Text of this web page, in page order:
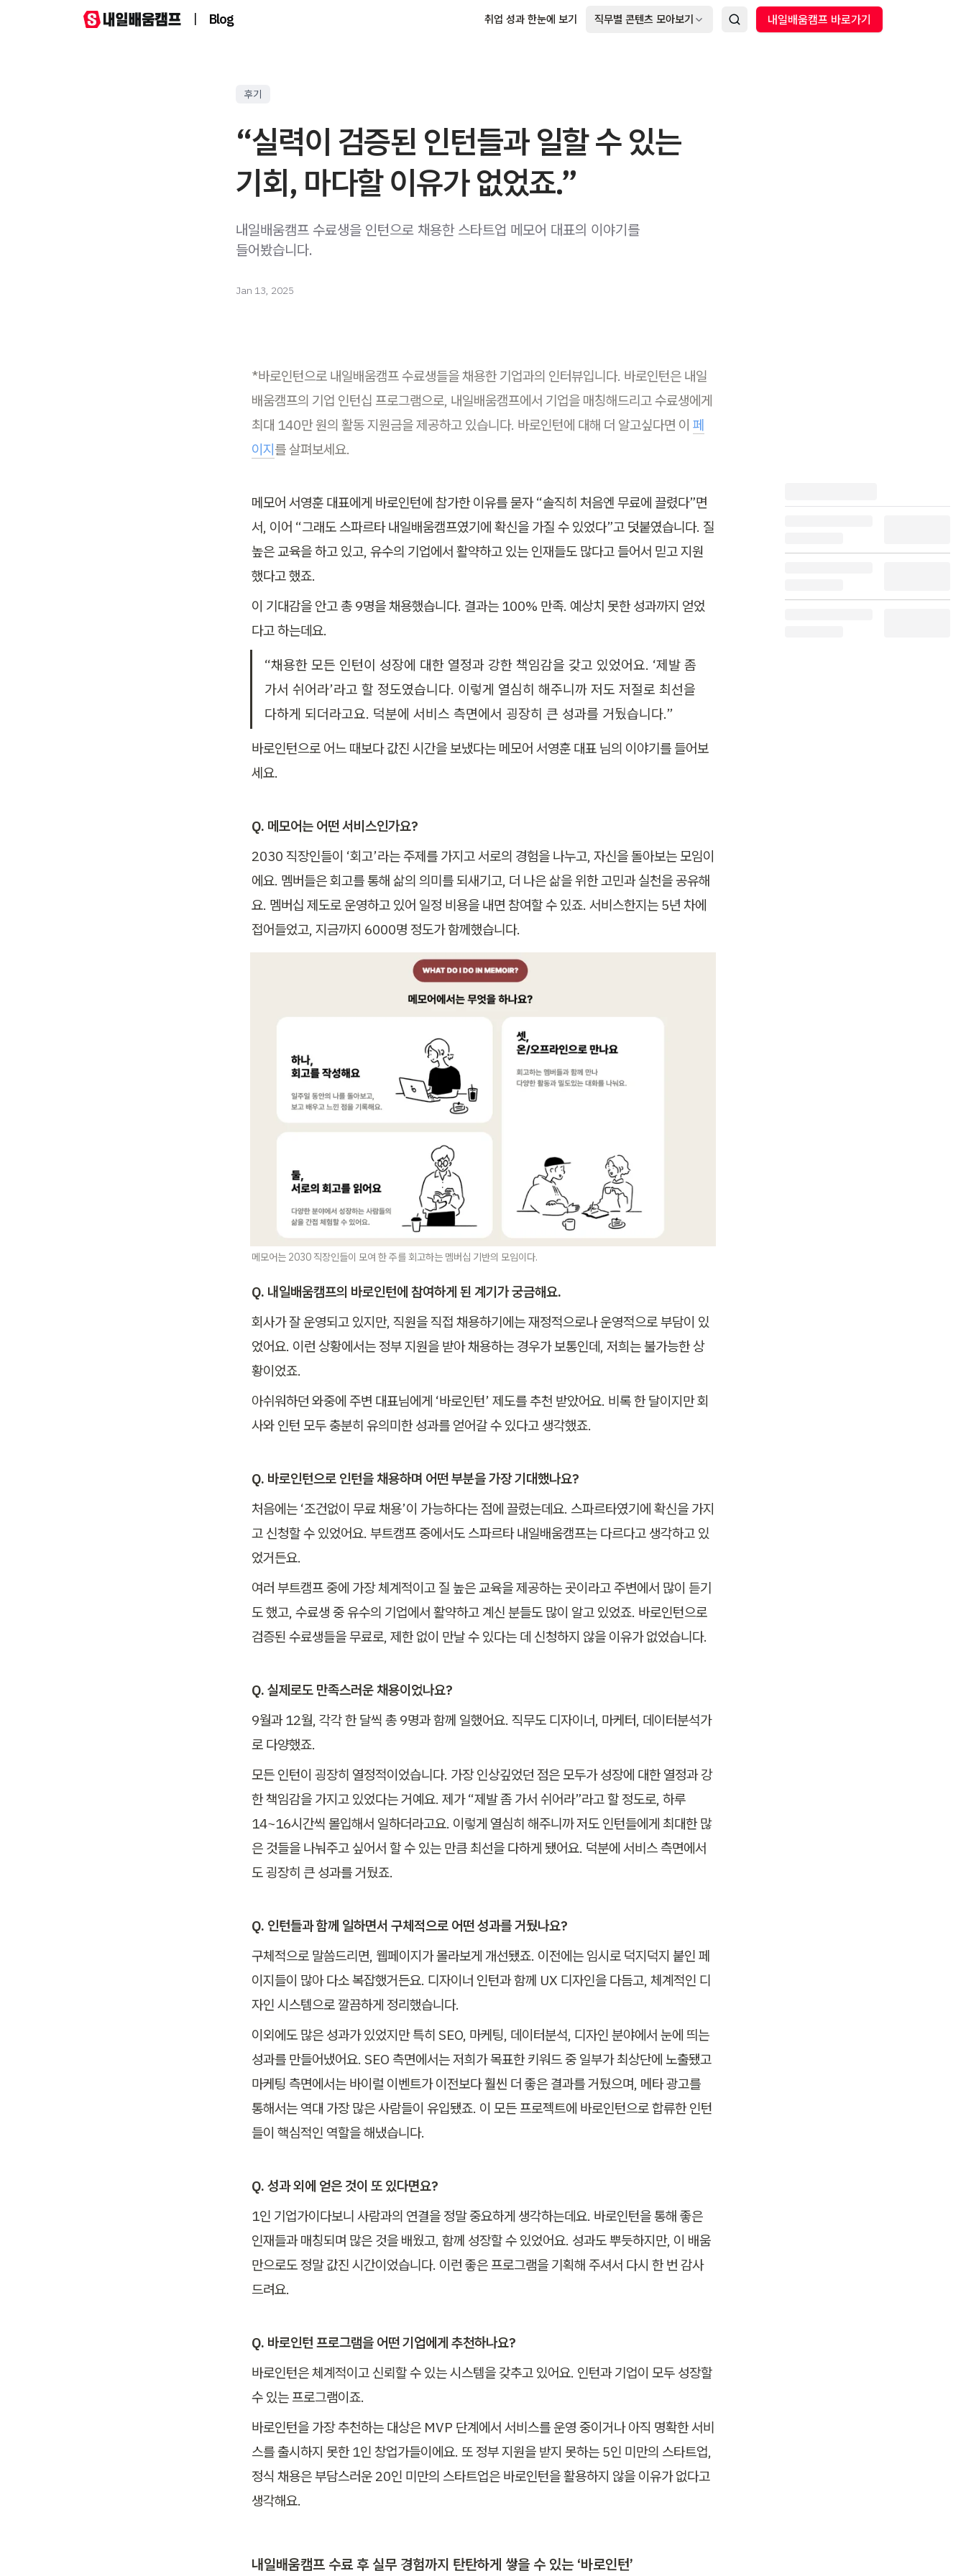
| Blog 취업 성과 한눈에 보기 직무별 콘텐츠 모아보기 내일배움캠프 바로가기
후기
“실력이 검증된 인턴들과 일할 수 있는
기회, 마다할 이유가 없었죠.”
내일배움캠프 수료생을 인턴으로 채용한 스타트업 메모어 대표의 이야기를
들어봤습니다.
Jan 13, 2025
*바로인턴으로 내일배움캠프 수료생들을 채용한 기업과의 인터뷰입니다. 바로인턴은 내일
배움캠프의 기업 인턴십 프로그램으로, 내일배움캠프에서 기업을 매칭해드리고 수료생에게
최대 140만 원의 활동 지원금을 제공하고 있습니다. 바로인턴에 대해 더 알고싶다면 이 페
이지를 살펴보세요.
메모어 서영훈 대표에게 바로인턴에 참가한 이유를 묻자 “솔직히 처음엔 무료에 끌렸다”면
서, 이어 “그래도 스파르타 내일배움캠프였기에 확신을 가질 수 있었다”고 덧붙였습니다. 질
높은 교육을 하고 있고, 유수의 기업에서 활약하고 있는 인재들도 많다고 들어서 믿고 지원
했다고 했죠.
이 기대감을 안고 총 9명을 채용했습니다. 결과는 100% 만족. 예상치 못한 성과까지 얻었
다고 하는데요.
“채용한 모든 인턴이 성장에 대한 열정과 강한 책임감을 갖고 있었어요. ‘제발 좀
가서 쉬어라’라고 할 정도였습니다. 이렇게 열심히 해주니까 저도 저절로 최선을
다하게 되더라고요. 덕분에 서비스 측면에서 굉장히 큰 성과를 거뒀습니다.”
바로인턴으로 어느 때보다 값진 시간을 보냈다는 메모어 서영훈 대표 님의 이야기를 들어보
세요.
Q. 메모어는 어떤 서비스인가요?
2030 직장인들이 ‘회고’라는 주제를 가지고 서로의 경험을 나누고, 자신을 돌아보는 모임이
에요. 멤버들은 회고를 통해 삶의 의미를 되새기고, 더 나은 삶을 위한 고민과 실천을 공유해
요. 멤버십 제도로 운영하고 있어 일정 비용을 내면 참여할 수 있죠. 서비스한지는 5년 차에
접어들었고, 지금까지 6000명 정도가 함께했습니다.
메모어는 2030 직장인들이 모여 한 주를 회고하는 멤버십 기반의 모임이다.
Q. 내일배움캠프의 바로인턴에 참여하게 된 계기가 궁금해요.
회사가 잘 운영되고 있지만, 직원을 직접 채용하기에는 재정적으로나 운영적으로 부담이 있
었어요. 이런 상황에서는 정부 지원을 받아 채용하는 경우가 보통인데, 저희는 불가능한 상
황이었죠.
아쉬워하던 와중에 주변 대표님에게 ‘바로인턴’ 제도를 추천 받았어요. 비록 한 달이지만 회
사와 인턴 모두 충분히 유의미한 성과를 얻어갈 수 있다고 생각했죠.
Q. 바로인턴으로 인턴을 채용하며 어떤 부분을 가장 기대했나요?
처음에는 ‘조건없이 무료 채용’이 가능하다는 점에 끌렸는데요. 스파르타였기에 확신을 가지
고 신청할 수 있었어요. 부트캠프 중에서도 스파르타 내일배움캠프는 다르다고 생각하고 있
었거든요.
여러 부트캠프 중에 가장 체계적이고 질 높은 교육을 제공하는 곳이라고 주변에서 많이 듣기
도 했고, 수료생 중 유수의 기업에서 활약하고 계신 분들도 많이 알고 있었죠. 바로인턴으로
검증된 수료생들을 무료로, 제한 없이 만날 수 있다는 데 신청하지 않을 이유가 없었습니다.
Q. 실제로도 만족스러운 채용이었나요?
9월과 12월, 각각 한 달씩 총 9명과 함께 일했어요. 직무도 디자이너, 마케터, 데이터분석가
로 다양했죠.
모든 인턴이 굉장히 열정적이었습니다. 가장 인상깊었던 점은 모두가 성장에 대한 열정과 강
한 책임감을 가지고 있었다는 거예요. 제가 “제발 좀 가서 쉬어라”라고 할 정도로, 하루
14~16시간씩 몰입해서 일하더라고요. 이렇게 열심히 해주니까 저도 인턴들에게 최대한 많
은 것들을 나눠주고 싶어서 할 수 있는 만큼 최선을 다하게 됐어요. 덕분에 서비스 측면에서
도 굉장히 큰 성과를 거뒀죠.
Q. 인턴들과 함께 일하면서 구체적으로 어떤 성과를 거뒀나요?
구체적으로 말씀드리면, 웹페이지가 몰라보게 개선됐죠. 이전에는 임시로 덕지덕지 붙인 페
이지들이 많아 다소 복잡했거든요. 디자이너 인턴과 함께 UX 디자인을 다듬고, 체계적인 디
자인 시스템으로 깔끔하게 정리했습니다.
이외에도 많은 성과가 있었지만 특히 SEO, 마케팅, 데이터분석, 디자인 분야에서 눈에 띄는
성과를 만들어냈어요. SEO 측면에서는 저희가 목표한 키워드 중 일부가 최상단에 노출됐고
마케팅 측면에서는 바이럴 이벤트가 이전보다 훨씬 더 좋은 결과를 거뒀으며, 메타 광고를
통해서는 역대 가장 많은 사람들이 유입됐죠. 이 모든 프로젝트에 바로인턴으로 합류한 인턴
들이 핵심적인 역할을 해냈습니다.
Q. 성과 외에 얻은 것이 또 있다면요?
1인 기업가이다보니 사람과의 연결을 정말 중요하게 생각하는데요. 바로인턴을 통해 좋은
인재들과 매칭되며 많은 것을 배웠고, 함께 성장할 수 있었어요. 성과도 뿌듯하지만, 이 배움
만으로도 정말 값진 시간이었습니다. 이런 좋은 프로그램을 기획해 주셔서 다시 한 번 감사
드려요.
Q. 바로인턴 프로그램을 어떤 기업에게 추천하나요?
바로인턴은 체계적이고 신뢰할 수 있는 시스템을 갖추고 있어요. 인턴과 기업이 모두 성장할
수 있는 프로그램이죠.
바로인턴을 가장 추천하는 대상은 MVP 단계에서 서비스를 운영 중이거나 아직 명확한 서비
스를 출시하지 못한 1인 창업가들이에요. 또 정부 지원을 받지 못하는 5인 미만의 스타트업,
정식 채용은 부담스러운 20인 미만의 스타트업은 바로인턴을 활용하지 않을 이유가 없다고
생각해요.
내일배움캠프 수료 후 실무 경험까지 탄탄하게 쌓을 수 있는 ‘바로인턴’